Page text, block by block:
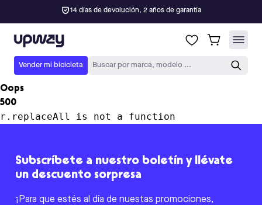
14 días de devolución, 2 años de garantía
Upway
Vender mi bicicleta Buscar por marca, modelo ...
Oops
500
r.replaceAll is not a function
Subscríbete a nuestro boletín y llévate
un descuento sorpresa
¡Para que estés al día de nuestas promociones,